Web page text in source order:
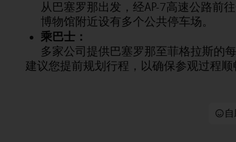
从巴塞罗那出发，经AP-7高速公路前
博物馆附近设有多个公共停车场。
乘巴士：
多家公司提供巴塞罗那至菲格拉斯的
建议您提前规划行程，以确保参观过程顺